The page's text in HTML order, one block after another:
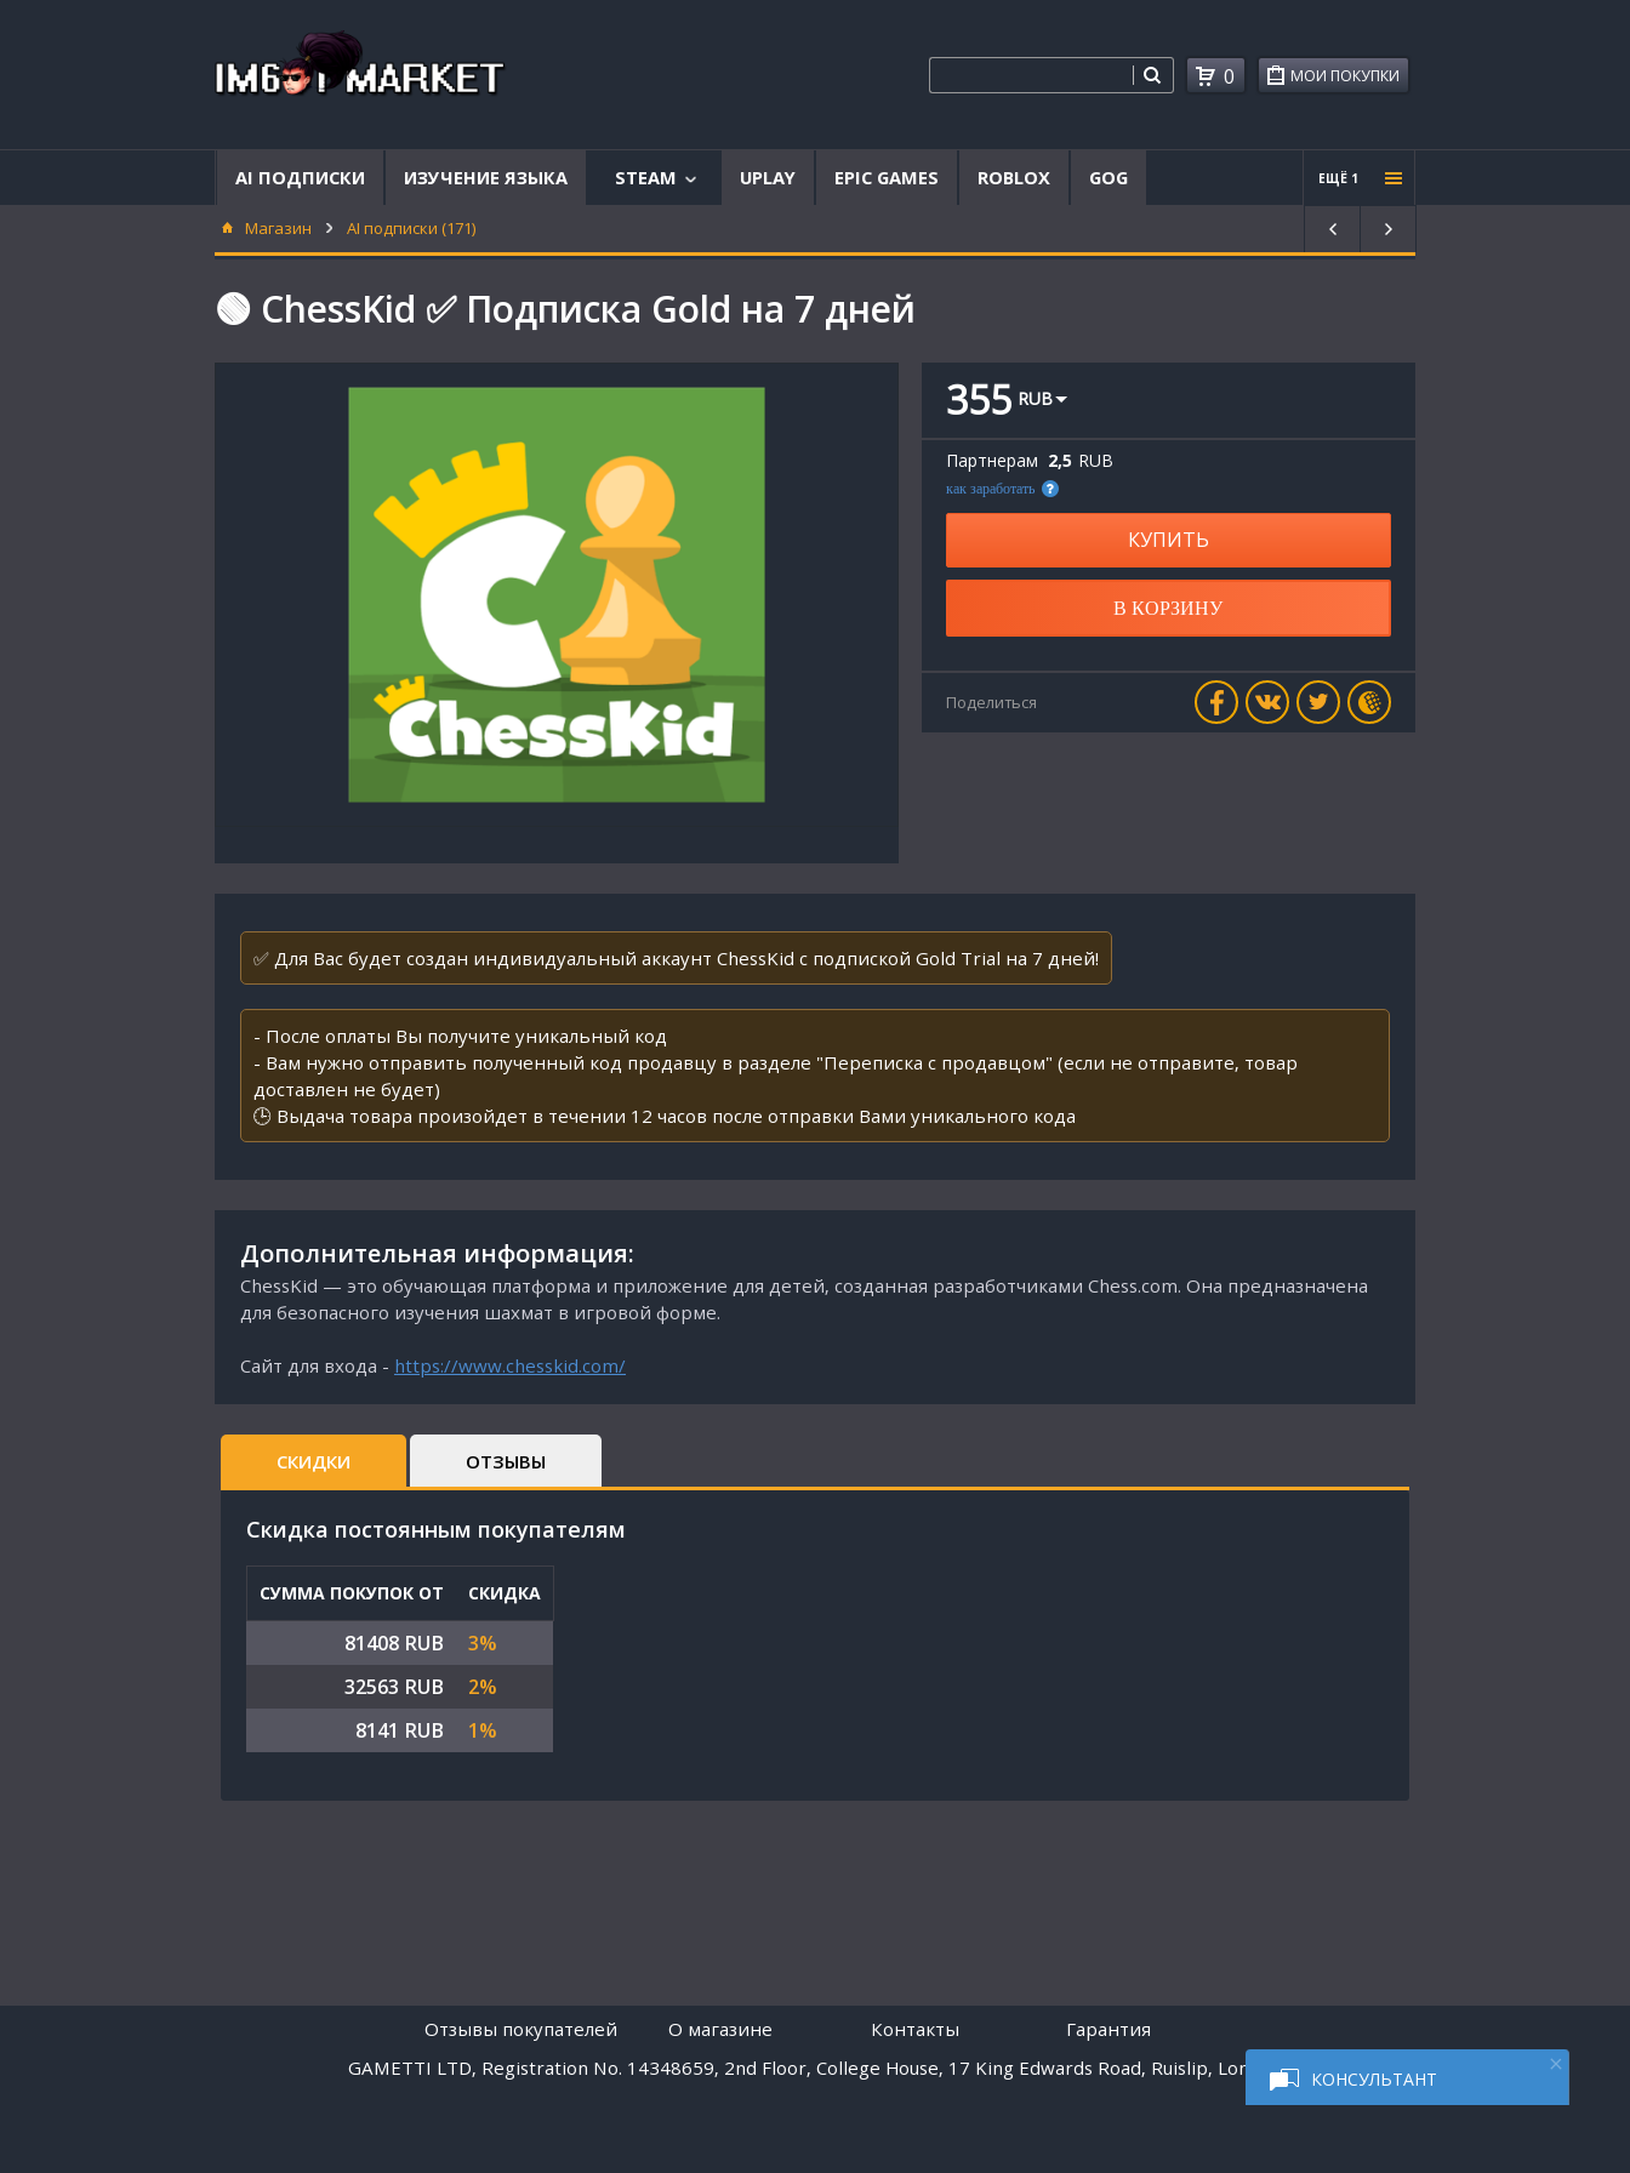
КОНСУЛЬТАНТ
МОИ ПОКУПКИ
0
AI ПОДПИСКИ ИЗУЧЕНИЕ ЯЗЫКА STEAM
аккаунты
UPLAY EPIC GAMES ROBLOX GOG ЕЩЁ 1
Проче
е
Магазин AI подписки (171)
🟢 ChessKid ✅ Подписка Gold на 7 дней
355 RUB
Партнерам 2,5 RUB
как заработать
КУПИТЬ
В КОРЗИНУ
Поделиться
✅ Для Вас будет создан индивидуальный аккаунт ChessKid с подпиской Gold Trial на 7 дней!
- После оплаты Вы получите уникальный код
- Вам нужно отправить полученный код продавцу в разделе "Переписка с продавцом" (если не отправите, товар
доставлен не будет)
🕒 Выдача товара произойдет в течении 12 часов после отправки Вами уникального кода
Дополнительная информация:
ChessKid — это обучающая платформа и приложение для детей, созданная разработчиками Chess.com. Она предназначена
для безопасного изучения шахмат в игровой форме.
Сайт для входа - https://www.chesskid.com/
СКИДКИ ОТЗЫВЫ
Cкидка постоянным покупателям
СУММА ПОКУПОК ОТ СКИДКА
81408 RUB
3%
32563 RUB
2%
8141 RUB
1%
Отзывы покупателей O магазине Контакты
Гарантия
GAMETTI LTD, Registration No. 14348659, 2nd Floor, College House, 17 King Edwards Road, Ruislip, London